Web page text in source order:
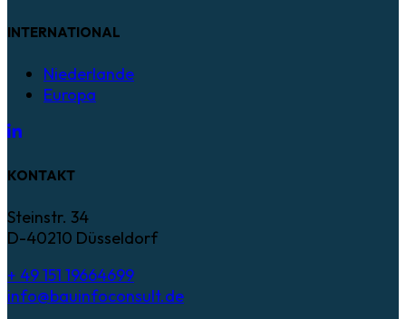
INTERNATIONAL
Niederlande
Europa
KONTAKT
Steinstr. 34
D-40210 Düsseldorf
+ 49 151 19664699
info@bauinfoconsult.de